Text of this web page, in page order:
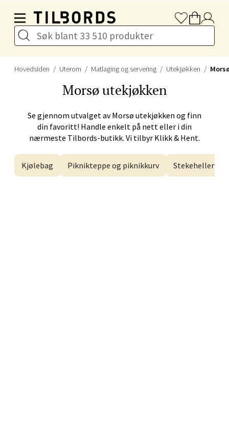
Hovedsiden Uterom Matlaging og servering Utekjøkken
Morsøutekjøkken
Se gjennom utvalget avMorsø utekjøkken og finn
din favoritt! Handle enkelt på nett eller i din
nærmeste Tilbords-butikk. Vi tilbyr Klikk & Hent.
Kjølebag Piknikteppe og piknikkurv Stekeheller
Drammen - Gulskogen
Gulskogen Senter, 3048 Drammen
Åpent i dag 10-21
Stavanger og Sandnes -
Herbarium
Lars Hertervigs gate 6, 4005 Stavanger